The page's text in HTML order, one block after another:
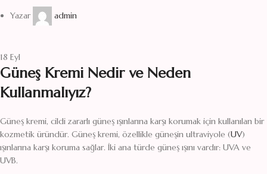
Yazar
admin
18 Eyl
Güneş Kremi Nedir ve Neden
Kullanmalıyız?
Güneş kremi, cildi zararlı güneş ışınlarına karşı korumak için kullanılan bir
kozmetik üründür. Güneş kremi, özellikle güneşin ultraviyole (UV)
ışınlarına karşı koruma sağlar. İki ana türde güneş ışını vardır: UVA ve
UVB.